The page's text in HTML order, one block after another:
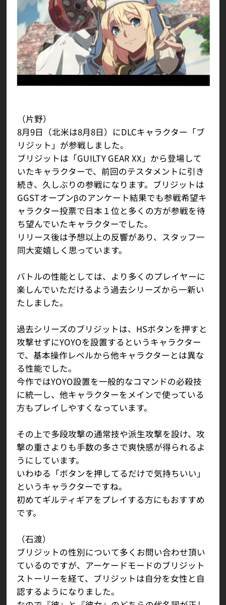
（片野）
8月9日（北米は8月8日）にDLCキャラクター「ブ
リジット」が参戦しました。
ブリジットは「GUILTY GEAR XX」から登場して
いたキャラクターで、前回のテスタメントに引き
続き、久しぶりの参戦になります。ブリジットは
GGSTオープンβのアンケート結果でも参戦希望キ
ャラクター投票で日本１位と多くの方が参戦を待
ち望んでいたキャラクターでした。
リリース後は予想以上の反響があり、スタッフ一
同大変嬉しく思っています。
バトルの性能としては、より多くのプレイヤーに
楽しんでいただけるよう過去シリーズから一新い
たしました。
過去シリーズのブリジットは、HSボタンを押すと
攻撃せずにYOYOを設置するというキャラクター
で、基本操作レベルから他キャラクターとは異な
る性能でした。
今作ではYOYO設置を一般的なコマンドの必殺技
に統一し、他キャラクターをメインで使っている
方もプレイしやすくなっています。
その上で多段攻撃の通常技や派生攻撃を設け、攻
撃の重さよりも手数の多さで爽快感が得られるよ
うにしています。
いわゆる「ボタンを押してるだけで気持ちいい」
というキャラクターですね。
初めてギルティギアをプレイする方にもおすすめ
です。
（石渡）
ブリジットの性別について多くお問い合わせ頂い
ているのですが、アーケードモードのブリジット
ストーリーを経て、ブリジットは自分を女性と自
認するようになりました。